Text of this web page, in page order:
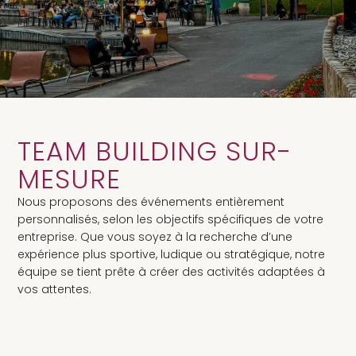
TEAM BUILDING SUR-
MESURE
Nous proposons des événements entièrement
personnalisés, selon les objectifs spécifiques de votre
entreprise. Que vous soyez à la recherche d’une
expérience plus sportive, ludique ou stratégique, notre
équipe se tient prête à créer des activités adaptées à
vos attentes.